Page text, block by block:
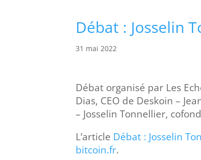
Débat : Josselin
31 mai 2022
Débat organisé par Les
Dias, CEO de Deskoin –
– Josselin Tonnellier,
L’article Débat : Josselin
bitcoin.fr.